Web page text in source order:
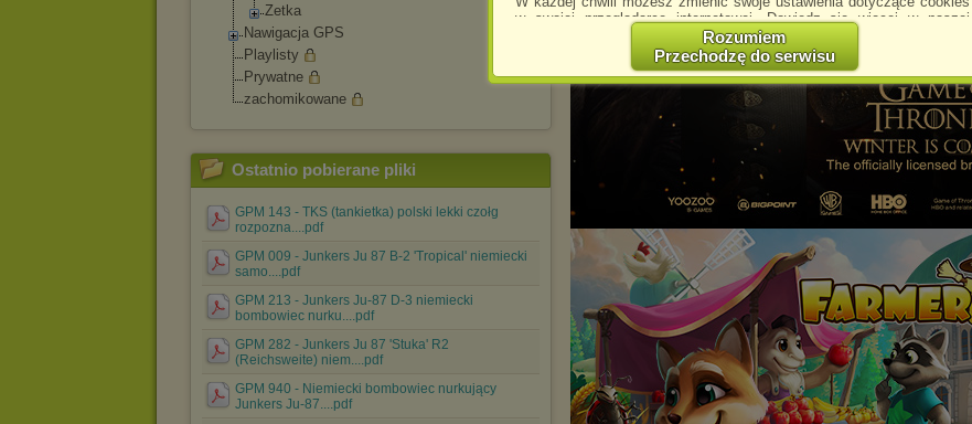
w swojej przeglądarce internetowej. Dowiedz się więcej w naszej
http://chomikuj.pl/PolitykaPrywatnosci.aspx
Jednocześnie informujemy że zmiana ustawień przeglądarki może
spowodować ograniczenie korzystania ze strony Chomikuj.pl.
W przypadku braku twojej zgody na akceptację cookies niestety
prosimy o opuszczenie serwisu chomikuj.pl.
Wykorzystanie plików cookies przez
Zaufanych Partnerów
(dostosowanie reklam do Twoich potrzeb, analiza skuteczności działań
marketingowych).
będzie dopasowana do Twoich preferencji, a będzie to reklama
wyświetlona przypadkowo.
Istnieje możliwość zmiany ustawień przeglądarki internetowej w
sposób uniemożliwiający przechowywanie plików cookies na
urządzeniu końcowym. Można również usunąć pliki cookies,
dokonując odpowiednich zmian w ustawieniach przeglądarki
internetowej.
Pełną informację na ten temat znajdziesz pod adresem
http://chomikuj.pl/PolitykaPrywatnosci.aspx.
Rozumiem
Przechodzę do serwisu
Zetka
Nawigacja GPS
Playlisty
Prywatne
zachomikowane
Ostatnio pobierane pliki
GPM 143 - TKS (tankietka) polski lekki czołg
rozpozna....pdf
GPM 009 - Junkers Ju 87 B-2 'Tropical' niemiecki
samo....pdf
GPM 213 - Junkers Ju-87 D-3 niemiecki
bombowiec nurku....pdf
GPM 282 - Junkers Ju 87 'Stuka' R2
(Reichsweite) niem....pdf
GPM 940 - Niemiecki bombowiec nurkujący
Junkers Ju-87....pdf